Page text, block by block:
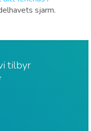
sjarm.
tilbyr